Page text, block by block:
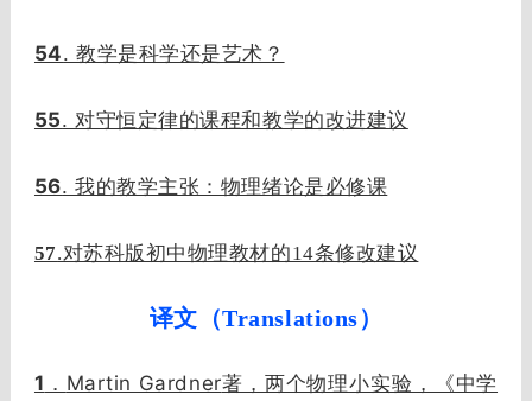
54. 教学是科学还是艺术？
55. 对守恒定律的课程和教学的改进建议
56. 我的教学主张：物理绪论是必修课
57.对苏科版初中物理教材的14条修改建议
译文（Translations）
1 ． Martin Gardner著，两个物理小实验，《中学